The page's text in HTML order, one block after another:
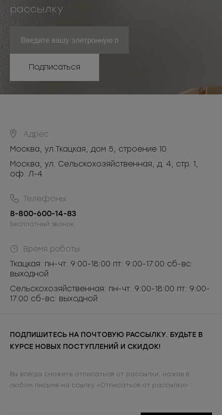
рассылку
Подписаться
Адрес:
Москва, ул.Ткацкая, дом 5, строение 10
Москва, ул. Сельскохозяйственная, д. 4, стр. 1,
оф. Л-4
Телефоны:
8-800-600-14-83
Бесплатный звонок
Время работы:
Ткацкая: пн-чт: 9:00-18:00 пт: 9:00-17:00 сб-вс:
выходной
Сельскохозяйственная: пн-чт: 9:00-18:00 пт: 9:00-
17:00 сб-вс: выходной
ПОДПИШИТЕСЬ НА ПОЧТОВУЮ РАССЫЛКУ. БУДЬТЕ В
КУРСЕ НОВЫХ ПОСТУПЛЕНИЙ И СКИДОК!
Вы всегда сможете отписаться от рассылки, нажав в
любом письме на ссылку «Отписаться от рассылки»